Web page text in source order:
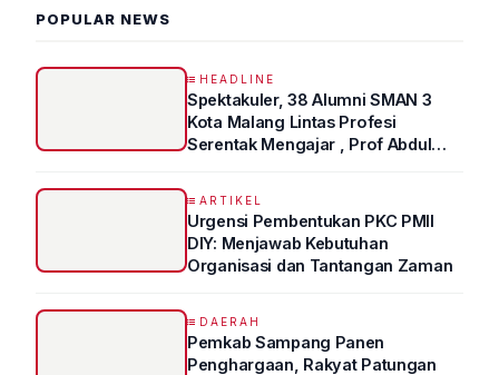
POPULAR NEWS
HEADLINE
Spektakuler, 38 Alumni SMAN 3
Kota Malang Lintas Profesi
Serentak Mengajar , Prof Abdul
ARTIKEL
Urgensi Pembentukan PKC PMII
DIY: Menjawab Kebutuhan
Organisasi dan Tantangan Zaman
DAERAH
Pemkab Sampang Panen
Penghargaan, Rakyat Patungan